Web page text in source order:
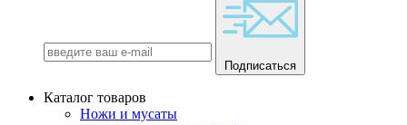
Подписаться
Каталог товаров
Ножи и мусаты